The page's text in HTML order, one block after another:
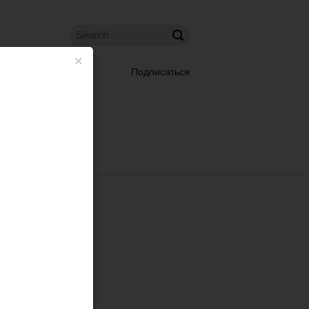
×
Подписаться